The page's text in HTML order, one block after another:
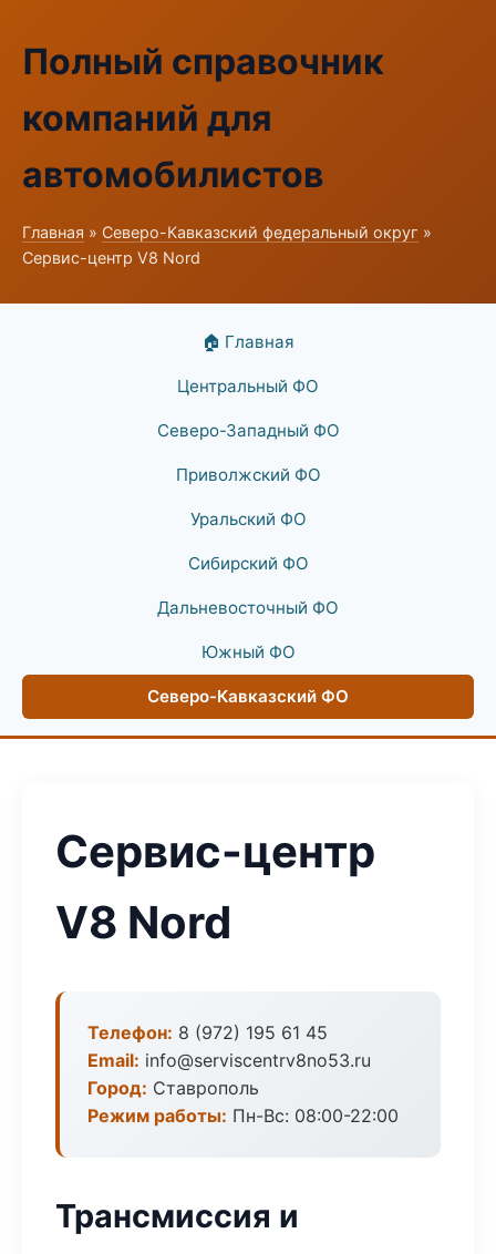
Полный справочник
компаний для
автомобилистов
Главная » Северо-Кавказский федеральный округ »
Сервис-центр V8 Nord
🏠 Главная
Центральный ФО
Северо-Западный ФО
Приволжский ФО
Уральский ФО
Сибирский ФО
Дальневосточный ФО
Южный ФО
Северо-Кавказский ФО
Сервис-центр
V8 Nord
Телефон: 8 (972) 195 61 45
Email: info@serviscentrv8no53.ru
Город: Ставрополь
Режим работы: Пн-Вс: 08:00-22:00
Трансмиссия и